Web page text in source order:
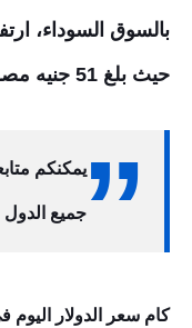
بالسوق السوداء،
حيث بلغ 51 جنيه مصري في معظم المحافظات.
يمكنكم
جميع الدول